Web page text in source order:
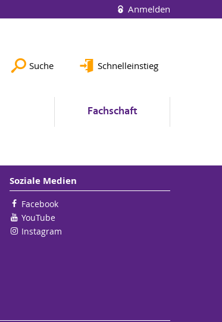
Anmelden
Suche Schnelleinstieg
Fachschaft
Soziale Medien
Facebook
YouTube
Instagram